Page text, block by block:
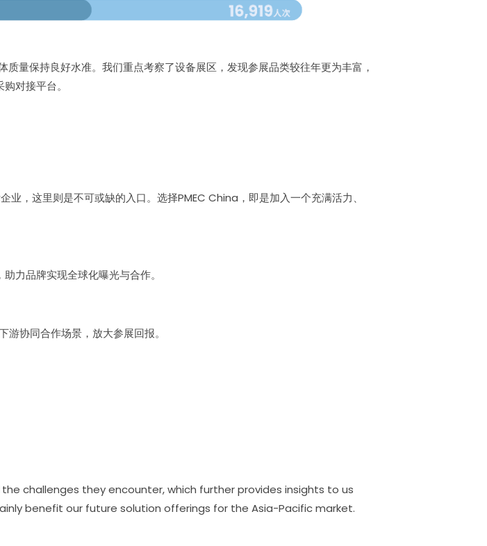
量保持良好水准。我们重点考察了设备展区，发现参展品类较往年更为丰富，
对接平台。
，这里则是不可或缺的入口。选择PMEC China，即是加入一个充满活力、
力品牌实现全球化曝光与合作。
协同合作场景，放大参展回报。
challenges they encounter, which further provides insights to us
benefit our future solution offerings for the Asia-Pacific market.